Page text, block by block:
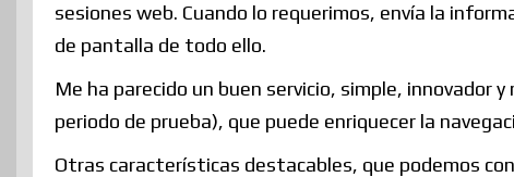
sesiones web. Cuando lo requerimos, envía la
de pantalla de todo ello.
Me ha parecido un buen servicio, simple,
periodo de prueba), que puede enriquecer la
Otras características destacables, que podemos